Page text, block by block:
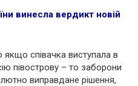
винесла вердикт новій
співачка виступала в
півострову – то заборони
виправдане рішення,